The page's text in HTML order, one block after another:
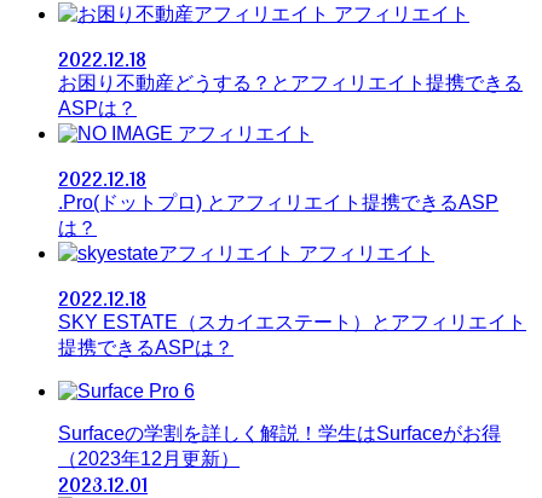
アフィリエイト
2022.12.18
お困り不動産どうする？とアフィリエイト提携できる
ASPは？
アフィリエイト
2022.12.18
.Pro(ドットプロ) とアフィリエイト提携できるASP
は？
アフィリエイト
2022.12.18
SKY ESTATE（スカイエステート）とアフィリエイト
提携できるASPは？
Surfaceの学割を詳しく解説！学生はSurfaceがお得
（2023年12月更新）
2023.12.01